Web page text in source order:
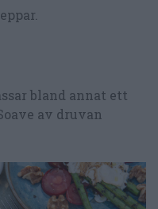
bland annat ett
av druvan